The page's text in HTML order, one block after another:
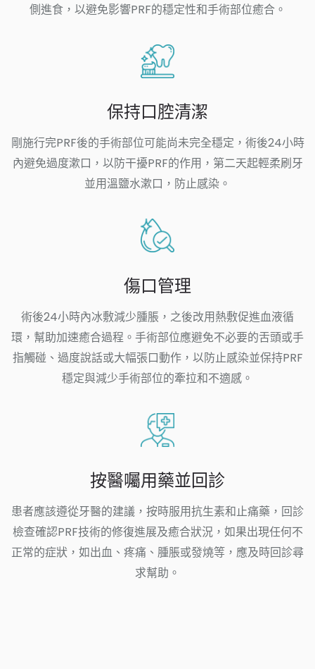
側進食，以避免影響PRF的穩定性和手術部位癒合。
保持口腔清潔
剛施行完PRF後的手術部位可能尚未完全穩定，術後24小時
內避免過度漱口，以防干擾PRF的作用，第二天起輕柔刷牙
並用溫鹽水漱口，防止感染。
傷口管理
術後24小時內冰敷減少腫脹，之後改用熱敷促進血液循
環，幫助加速癒合過程。手術部位應避免不必要的舌頭或手
指觸碰、過度說話或大幅張口動作，以防止感染並保持PRF
穩定與減少手術部位的牽拉和不適感。
按醫囑用藥並回診
患者應該遵從牙醫的建議，按時服用抗生素和止痛藥，回診
檢查確認PRF技術的修復進展及癒合狀況，如果出現任何不
正常的症狀，如出血、疼痛、腫脹或發燒等，應及時回診尋
求幫助。